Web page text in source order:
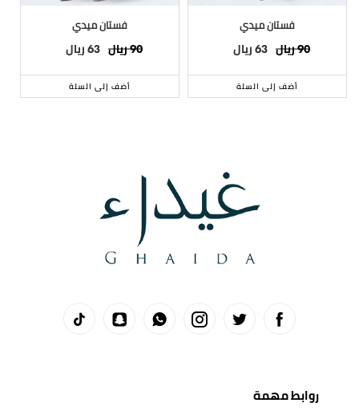
فستان ميدي
ريال90 ريال 63
أضف إلى السلة
فستان ميدي
ريال90 ريال 63
أضف إلى السلة
روابط مهمة